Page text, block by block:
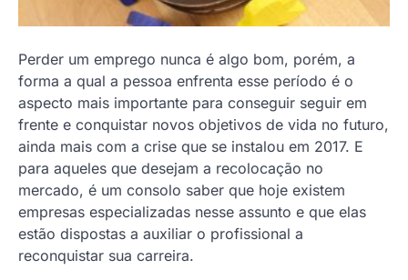
Perder um emprego nunca é algo bom, porém, a
forma a qual a pessoa enfrenta esse período é o
aspecto mais importante para conseguir seguir em
frente e conquistar novos objetivos de vida no futuro,
ainda mais com a crise que se instalou em 2017. E
para aqueles que desejam a recolocação no
mercado, é um consolo saber que hoje existem
empresas especializadas nesse assunto e que elas
estão dispostas a auxiliar o profissional a
reconquistar sua carreira.